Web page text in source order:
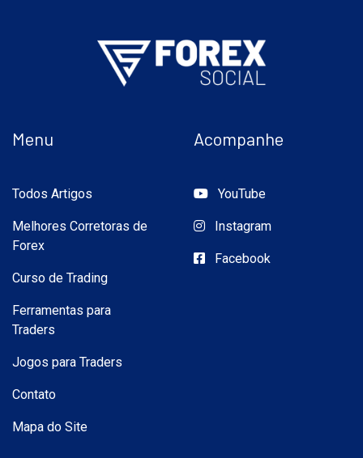
Menu
Todos Artigos
Melhores Corretoras de
Forex
Curso de Trading
Ferramentas para
Traders
Jogos para Traders
Contato
Mapa do Site
Acompanhe
YouTube
Instagram
Facebook